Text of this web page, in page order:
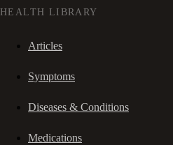
HEALTH LIBRARY
Articles
Symptoms
Diseases & Conditions
Medications